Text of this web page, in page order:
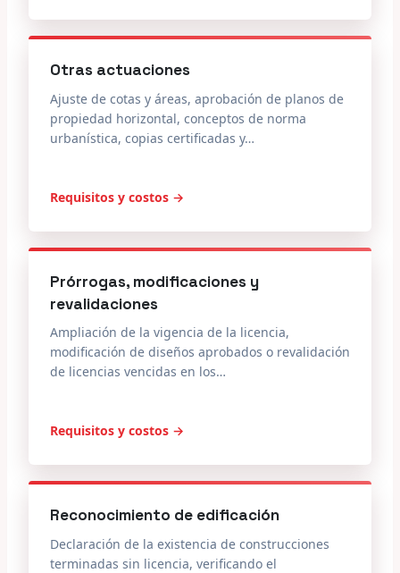
Otras actuaciones
Ajuste de cotas y áreas, aprobación de planos de
propiedad horizontal, conceptos de norma
urbanística, copias certificadas y…
Requisitos y costos →
Prórrogas, modificaciones y
revalidaciones
Ampliación de la vigencia de la licencia,
modificación de diseños aprobados o revalidación
de licencias vencidas en los…
Requisitos y costos →
Reconocimiento de edificación
Declaración de la existencia de construcciones
terminadas sin licencia, verificando el